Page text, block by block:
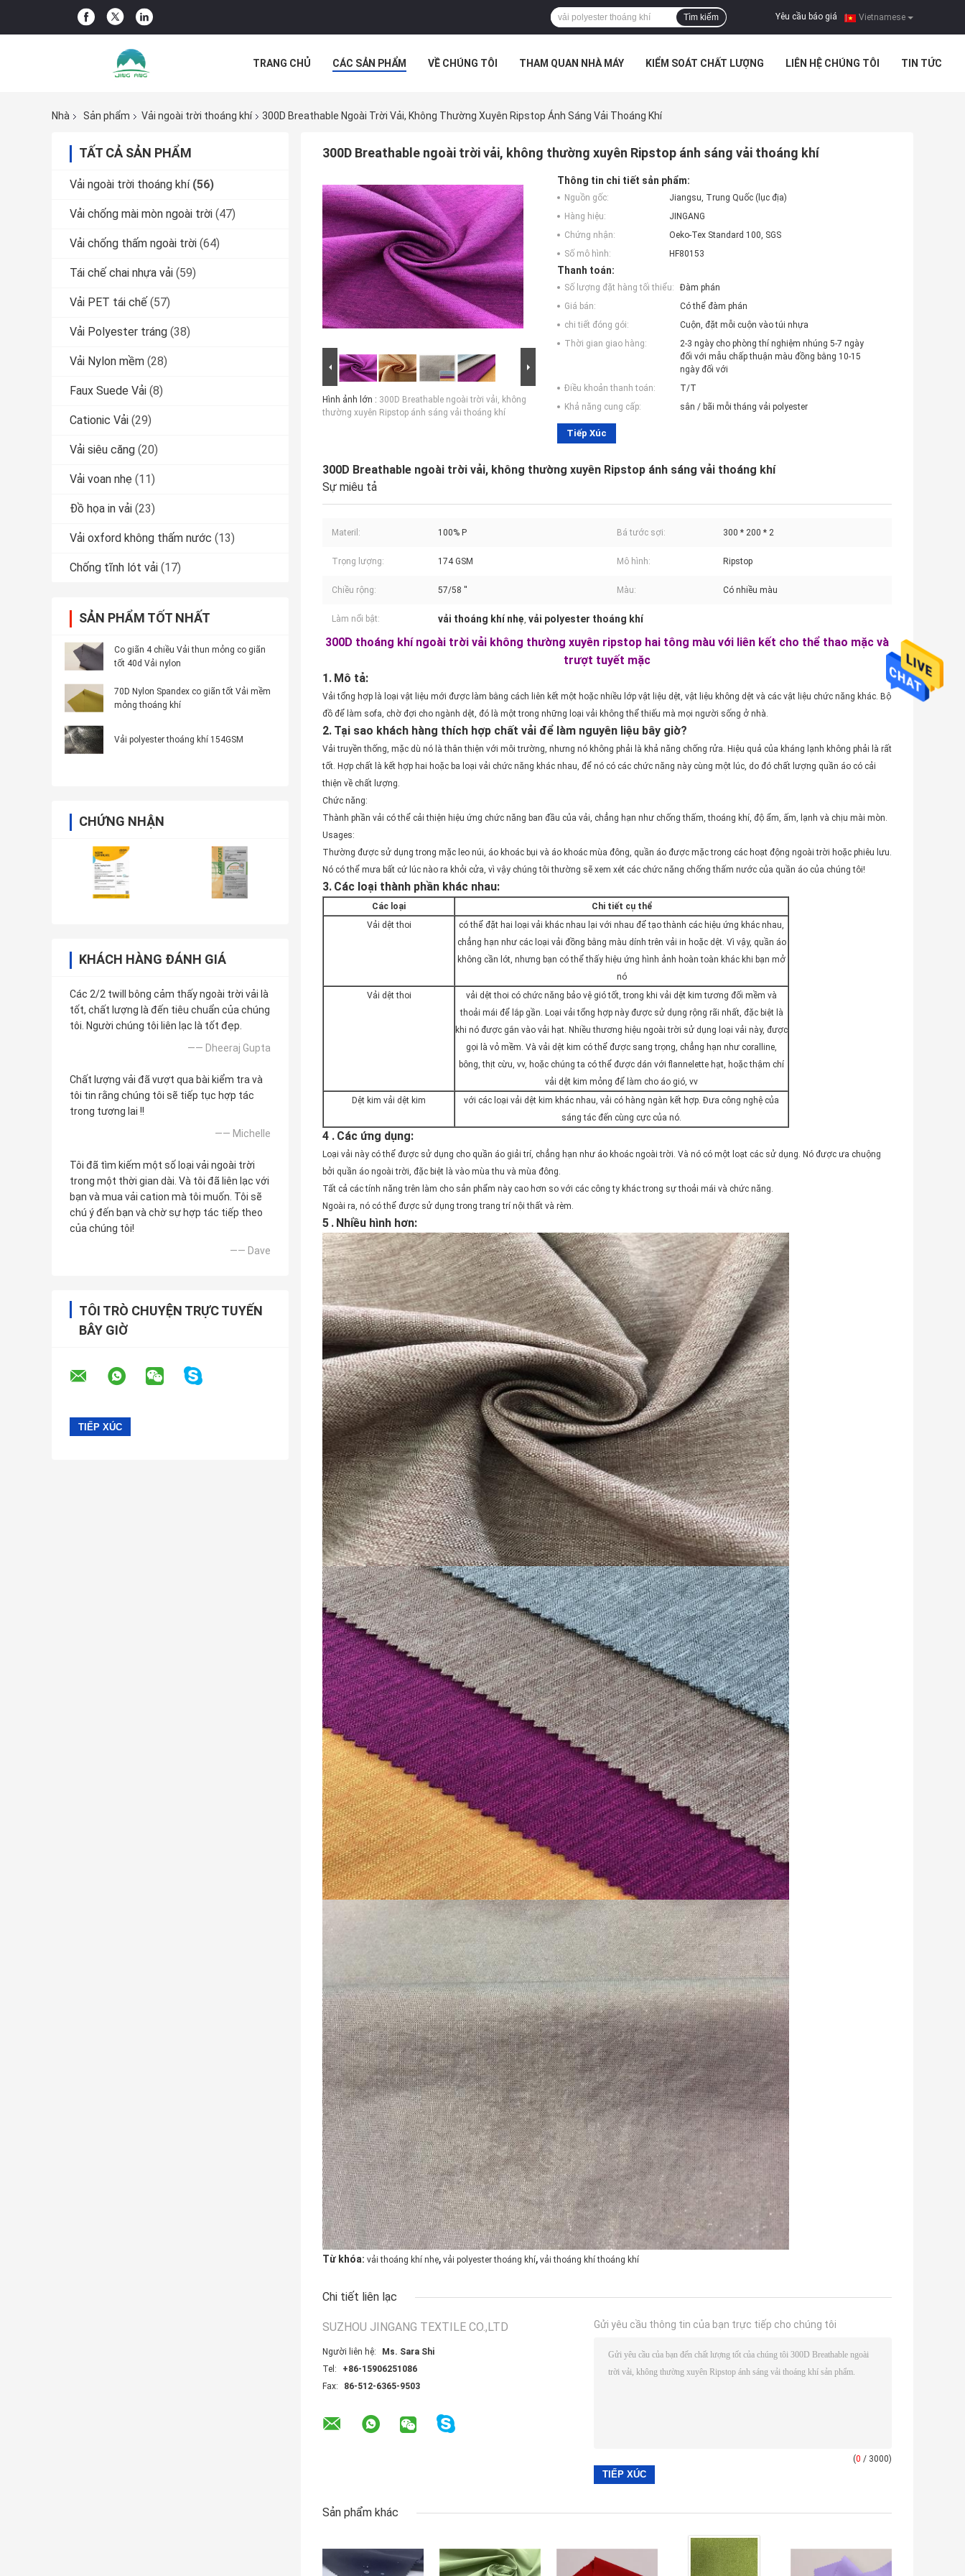
Vietnamese
Yêu cầu báo giá |
Tìm kiếm
TRANG CHỦ CÁC SẢN PHẨM VỀ CHÚNG TÔI THAM QUAN NHÀ MÁY KIỂM SOÁT CHẤT LƯỢNG LIÊN HỆ CHÚNG TÔI TIN TỨC
Nhà
Sản phẩm Vải ngoài trời thoáng khí 300D Breathable Ngoài Trời Vải, Không Thường Xuyên Ripstop Ánh Sáng Vải Thoáng Khí
TẤT CẢ SẢN PHẨM
Vải ngoài trời thoáng khí (56)
Vải chống mài mòn ngoài trời (47)
Vải chống thấm ngoài trời (64)
Tái chế chai nhựa vải (59)
Vải PET tái chế (57)
Vải Polyester tráng (38)
Vải Nylon mềm (28)
Faux Suede Vải (8)
Cationic Vải (29)
Vải siêu căng (20)
Vải voan nhẹ (11)
Đồ họa in vải (23)
Vải oxford không thấm nước (13)
Chống tĩnh lót vải (17)
SẢN PHẨM TỐT NHẤT
Co giãn 4 chiều Vải thun mỏng co giãn
tốt 40d Vải nylon
70D Nylon Spandex co giãn tốt Vải mềm
mỏng thoáng khí
Vải polyester thoáng khí 154GSM
CHỨNG NHẬN
KHÁCH HÀNG ĐÁNH GIÁ
Các 2/2 twill bông cảm thấy ngoài trời vải là
tốt, chất lượng là đến tiêu chuẩn của chúng
tôi. Người chúng tôi liên lạc là tốt đẹp.
—— Dheeraj Gupta
Chất lượng vải đã vượt qua bài kiểm tra và
tôi tin rằng chúng tôi sẽ tiếp tục hợp tác
trong tương lai !!
—— Michelle
Tôi đã tìm kiếm một số loại vải ngoài trời
trong một thời gian dài. Và tôi đã liên lạc với
bạn và mua vải cation mà tôi muốn. Tôi sẽ
chú ý đến bạn và chờ sự hợp tác tiếp theo
của chúng tôi!
—— Dave
TÔI TRÒ CHUYỆN TRỰC TUYẾN
BÂY GIỜ
300D Breathable ngoài trời vải, không thường xuyên Ripstop ánh sáng vải thoáng khí
Hình ảnh lớn : 300D Breathable ngoài trời vải, không
thường xuyên Ripstop ánh sáng vải thoáng khí
Thông tin chi tiết sản phẩm:
Nguồn gốc:
Jiangsu, Trung Quốc (lục địa)
Hàng hiệu:
JINGANG
Chứng nhận:
Oeko-Tex Standard 100, SGS
Số mô hình:
HF80153
Thanh toán:
Số lượng đặt hàng tối thiểu:
Đàm phán
Giá bán:
Có thể đàm phán
chi tiết đóng gói:
Cuộn, đặt mỗi cuộn vào túi nhựa
Thời gian giao hàng:
2-3 ngày cho phòng thí nghiệm nhúng 5-7 ngày
đối với mẫu chấp thuận màu đồng bằng 10-15
ngày đối với
Điều khoản thanh toán:
T/T
Khả năng cung cấp:
sân / bãi mỗi tháng vải polyester
Tiếp Xúc
300D Breathable ngoài trời vải, không thường xuyên Ripstop ánh sáng vải thoáng khí
Sự miêu tả
Materil: 100% P Bá tước sợi: 300 * 200 * 2
Trọng lượng: 174 GSM Mô hình: Ripstop
Chiều rộng: 57/58 '' Màu: Có nhiều màu
Làm nổi bật: vải thoáng khí nhẹ, vải polyester thoáng khí
300D thoáng khí ngoài trời vải không thường xuyên ripstop hai tông màu với liên kết cho thể thao mặc và
trượt tuyết mặc
1. Mô tả:
Vải tổng hợp là loại vật liệu mới được làm bằng cách liên kết một hoặc nhiều lớp vật liệu dệt, vật liệu không dệt và các vật liệu chức năng khác. Bộ
đồ để làm sofa, chờ đợi cho ngành dệt, đó là một trong những loại vải không thể thiếu mà mọi người sống ở nhà.
2. Tại sao khách hàng thích hợp chất vải để làm nguyên liệu bây giờ?
Vải truyền thống, mặc dù nó là thân thiện với môi trường, nhưng nó không phải là khả năng chống rửa. Hiệu quả của kháng lạnh không phải là rất
tốt. Hợp chất là kết hợp hai hoặc ba loại vải chức năng khác nhau, để nó có các chức năng này cùng một lúc, do đó chất lượng quần áo có cải
thiện về chất lượng.
Chức năng:
Thành phần vải có thể cải thiện hiệu ứng chức năng ban đầu của vải, chẳng hạn như chống thấm, thoáng khí, độ ẩm, ấm, lạnh và chịu mài mòn.
Usages:
Thường được sử dụng trong mặc leo núi, áo khoác bụi và áo khoác mùa đông, quần áo được mặc trong các hoạt động ngoài trời hoặc phiêu lưu.
Nó có thể mưa bất cứ lúc nào ra khỏi cửa, vì vậy chúng tôi thường sẽ xem xét các chức năng chống thấm nước của quần áo của chúng tôi!
3. Các loại thành phần khác nhau:
Các loại
Chi tiết cụ thể
Vải dệt thoi
có thể đặt hai loại vải khác nhau lại với nhau để tạo thành các hiệu ứng khác nhau,
chẳng hạn như các loại vải đồng bằng màu dính trên vải in hoặc dệt. Vì vậy, quần áo
không cần lót, nhưng bạn có thể thấy hiệu ứng hình ảnh hoàn toàn khác khi bạn mở
nó
Vải dệt thoi
vải dệt thoi có chức năng bảo vệ gió tốt, trong khi vải dệt kim tương đối mềm và
thoải mái để lắp gần. Loại vải tổng hợp này được sử dụng rộng rãi nhất, đặc biệt là
khi nó được gắn vào vải hạt. Nhiều thương hiệu ngoài trời sử dụng loại vải này, được
gọi là vỏ mềm. Và vải dệt kim có thể được sang trọng, chẳng hạn như coralline,
bông, thịt cừu, vv, hoặc chúng ta có thể được dán với flannelette hạt, hoặc thậm chí
vải dệt kim mỏng để làm cho áo gió, vv
Dệt kim vải dệt kim
với các loại vải dệt kim khác nhau, vải có hàng ngàn kết hợp. Đưa công nghệ của
sáng tác đến cùng cực của nó.
4 . Các ứng dụng:
Loại vải này có thể được sử dụng cho quần áo giải trí, chẳng hạn như áo khoác ngoài trời. Và nó có một loạt các sử dụng. Nó được ưa chuộng
bởi quần áo ngoài trời, đặc biệt là vào mùa thu và mùa đông.
Tất cả các tính năng trên làm cho sản phẩm này cao hơn so với các công ty khác trong sự thoải mái và chức năng.
Ngoài ra, nó có thể được sử dụng trong trang trí nội thất và rèm.
5 . Nhiều hình hơn:
Từ khóa: vải thoáng khí nhẹ, vải polyester thoáng khí, vải thoáng khí thoáng khí
Chi tiết liên lạc
SUZHOU JINGANG TEXTILE CO.,LTD
Người liên hệ:
Ms. Sara Shi
Tel:
+86-15906251086
Fax:
86-512-6365-9503
Gửi yêu cầu thông tin của bạn trực tiếp cho chúng tôi
(0 / 3000)
Sản phẩm khác